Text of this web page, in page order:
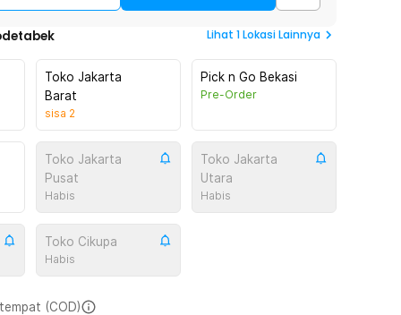
Lihat 1Lokasi Lainnya
Toko Jakarta
Barat
sisa 2
Pick n Go Bekasi
Pre-Order
Toko Jakarta
Pusat
Habis
Toko Jakarta
Utara
Habis
Toko Cikupa
Habis
(COD)